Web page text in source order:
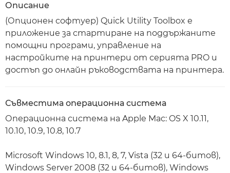
Описание
(Опционен софтуер) Quick Utility Toolbox е
приложение за стартиране на поддържаните
помощни програми, управление на
настройките на принтери от серията PRO и
достъп до онлайн ръководствата на принтера.
Съвместима операционна система
Операционна система на Apple Mac: OS X 10.11,
10.10, 10.9, 10.8, 10.7
Microsoft Windows 10, 8.1, 8, 7, Vista (32 и 64-битов),
Windows Server 2008 (32 и 64-битов), Windows